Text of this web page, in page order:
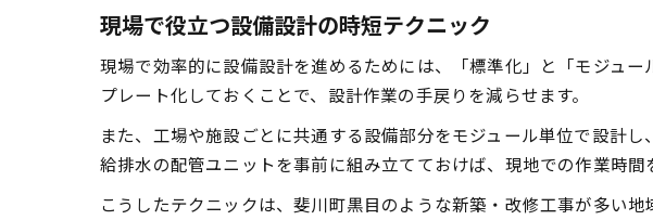
現場で役立つ設備設計の時短テクニック
現場で効率的に設備設計を進めるためには、「標準化」と「モジュ
プレート化しておくことで、設計作業の手戻りを減らせます。
また、工場や施設ごとに共通する設備部分をモジュール単位で設計
給排水の配管ユニットを事前に組み立てておけば、現地での作業時間
こうしたテクニックは、斐川町黒目のような新築・改修工事が多い